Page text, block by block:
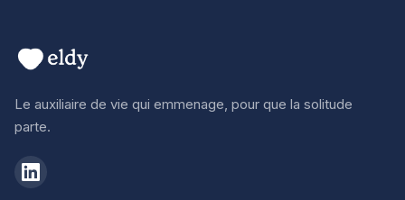
Le auxiliaire de vie qui emmenage, pour que la solitude
parte.